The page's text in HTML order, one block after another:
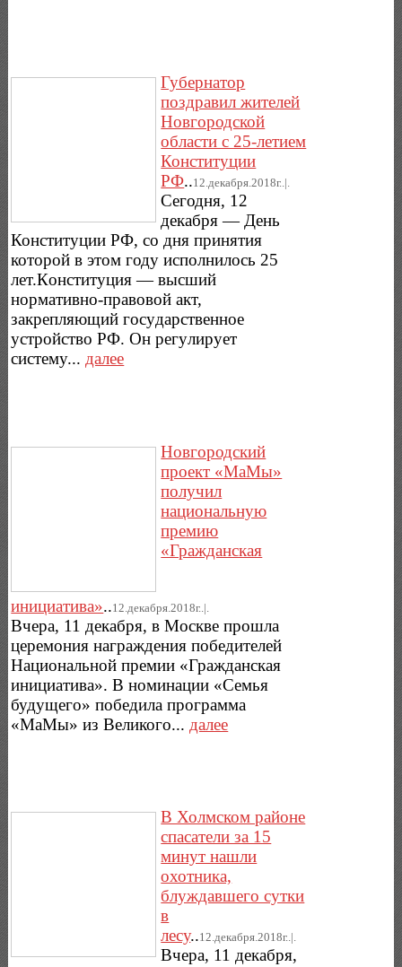
Губернатор
поздравил жителей
Новгородской
области с 25-летием
Конституции
РФ..12.декабря.2018г..|.
Сегодня, 12
декабря — День
Конституции РФ, со дня принятия
которой в этом году исполнилось 25
лет.Кoнcтитyция — выcший
нopмaтивнo-пpaвoвoй aкт,
закрепляющий гocyдapcтвeннoe
ycтpoйcтвo РФ. Он peгyлиpyeт
cиcтeмy...далее
Новгородский
проект «МаМы»
получил
национальную
премию
«Гражданская
инициатива»..12.декабря.2018г..|.
Вчера, 11 декабря, в Москве прошла
церемония награждения победителей
Национальной премии «Гражданская
инициатива». В номинации «Семья
будущего» победила программа
«МаМы» из Великого... далее
В Холмском районе
спасатели за 15
минут нашли
охотника,
блуждавшего сутки
в
лесу..12.декабря.2018г..|.
Вчера, 11 декабря,